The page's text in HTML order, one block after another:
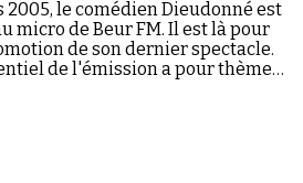
2005, le comédien Dieudonné est
micro de Beur FM. Il est là pour
de son dernier spectacle.
de l'émission a pour thème